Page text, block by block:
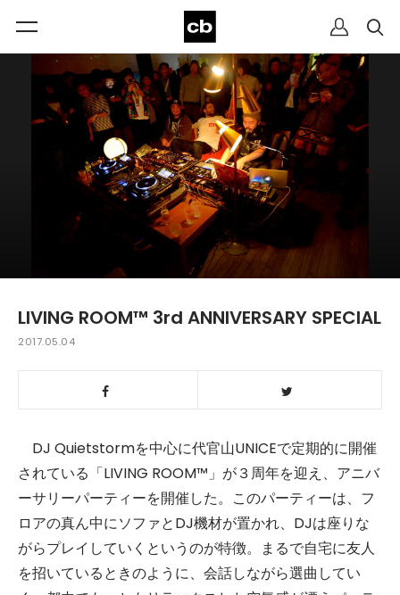
LIVING ROOM™ 3rd ANNIVERSARY SPECIAL
2017.05.04
DJ Quietstormを中心に代官山UNICEで定期的に開催
されている「LIVING ROOM™」が３周年を迎え、アニバ
ーサリーパーティーを開催した。このパーティーは、フ
ロアの真ん中にソファとDJ機材が置かれ、DJは座りな
がらプレイしていくというのが特徴。まるで自宅に友人
を招いているときのように、会話しながら選曲してい